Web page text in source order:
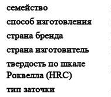
семейство
способ изготовления
страна бренда
страна изготовитель
твердость по шкале
Роквелла (HRC)
тип заточки